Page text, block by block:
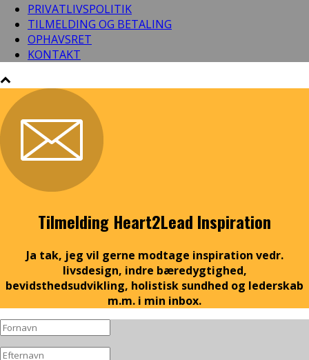
PRIVATLIVSPOLITIK
TILMELDING OG BETALING
OPHAVSRET
KONTAKT
Tilmelding Heart2Lead Inspiration
Ja tak, jeg vil gerne modtage inspiration vedr.
livsdesign, indre bæredygtighed,
bevidsthedsudvikling, holistisk sundhed og lederskab
m.m. i min inbox.